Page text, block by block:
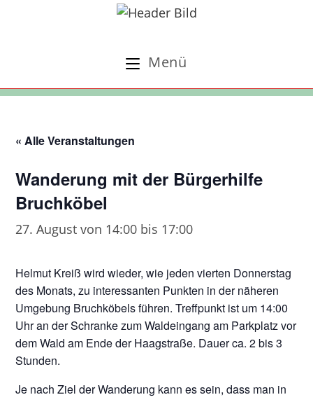
Menü
« Alle Veranstaltungen
Wanderung mit der Bürgerhilfe
Bruchköbel
27. August von 14:00 bis 17:00
Helmut Kreiß wird wieder, wie jeden vierten Donnerstag
des Monats, zu interessanten Punkten in der näheren
Umgebung Bruchköbels führen. Treffpunkt ist um 14:00
Uhr an der Schranke zum Waldeingang am Parkplatz vor
dem Wald am Ende der Haagstraße. Dauer ca. 2 bis 3
Stunden.
Je nach Ziel der Wanderung kann es sein, dass man in